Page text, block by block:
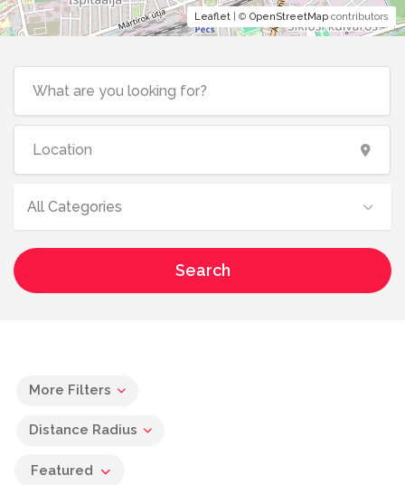
Leaflet | © OpenStreetMap contributors
All Categories
Search
More Filters
Distance Radius
Featured